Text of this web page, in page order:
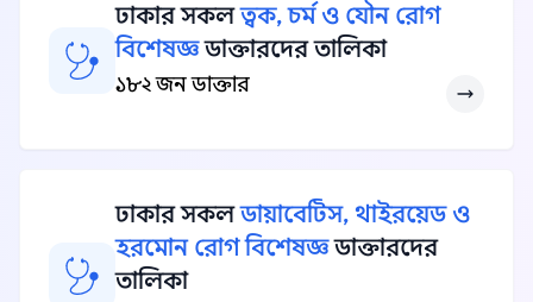
ঢাকার সকলত্বক, চর্ম ও যৌন রোগ
বিশেষজ্ঞডাক্তারদের তালিকা
১৮২ জন ডাক্তার
ঢাকার সকলডায়াবেটিস, থাইরয়েড ও
হরমোন রোগ বিশেষজ্ঞডাক্তারদের
তালিকা